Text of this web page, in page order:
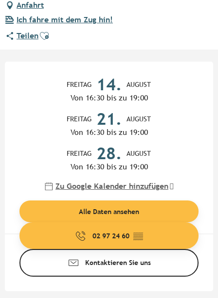
Anfahrt
Ich fahre mit dem Zug hin!
TeilenAjouter aux favoris
FREITAG 14. AUGUST
Von 16:30 bis zu 19:00
FREITAG 21. AUGUST
Von 16:30 bis zu 19:00
FREITAG 28. AUGUST
Von 16:30 bis zu 19:00
Zu Google Kalender hinzufügen
Alle Daten ansehen
02 97 24 60 ▒▒
Kontaktieren Sie uns